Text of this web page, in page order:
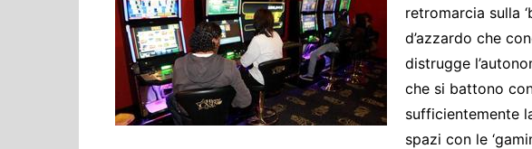
Cultura ed Istruzione
Difesa
Eventi
Finanze e tesoro
Giustizia
retromarcia sulla
d’azzardo che
distrugge
che si battono
sufficientemente
spazi con le